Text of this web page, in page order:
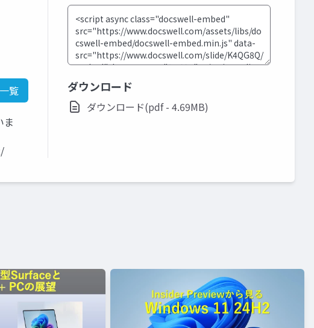
覧
ま
ダウンロード
ダウンロード(pdf - 4.69MB)